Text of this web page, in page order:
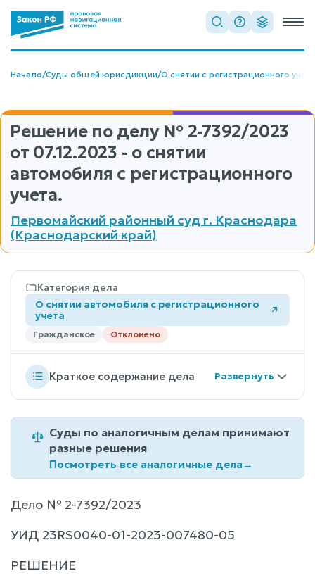
Начало/Суды общей юрисдикции/О снятии с регистрационного учета
Решение по делу № 2-7392/2023
от 07.12.2023 - о снятии
автомобиля с регистрационного
учета.
Первомайский районный суд г. Краснодара
(Краснодарский край)
Категория дела
О снятии автомобиля с регистрационного
учета
Гражданское Отклонено
Краткое содержание дела
Суды по аналогичным делам принимают
разные решения
Посмотреть все аналогичные дела→
Дело № 2-7392/2023
УИД 23RS0040-01-2023-007480-05
РЕШЕНИЕ